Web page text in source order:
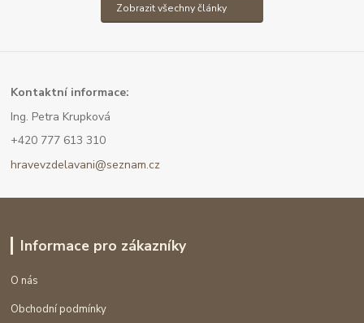
Zobrazit všechny články
Kontaktní informace:
Ing. Petra Krupková
+420 777 613 310
hravevzdelavani@seznam.cz
Informace pro zákazníky
O nás
Obchodní podmínky